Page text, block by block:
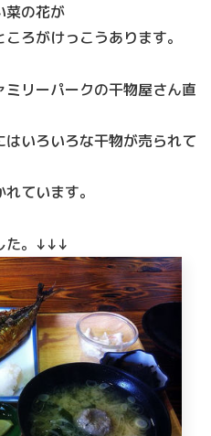
菜の花が
ろがけっこうあります。
リーパークの干物屋さん直
いろいろな干物が売られて
ています。
た。↓↓↓